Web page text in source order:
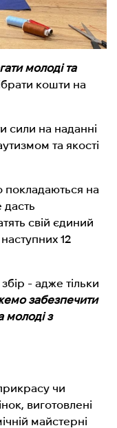
молоді та
кошти на
сили на наданні
та якості
покладаються на
дасть
свій єдиний
12
- адже тільки
забезпечити
молоді з
чи
виготовлені
майстерні